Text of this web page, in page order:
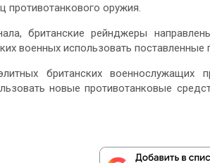
противотанкового оружия.
британские рейнджеры
военных использовать поставленные
британских военнослужащих
новые противотанковые